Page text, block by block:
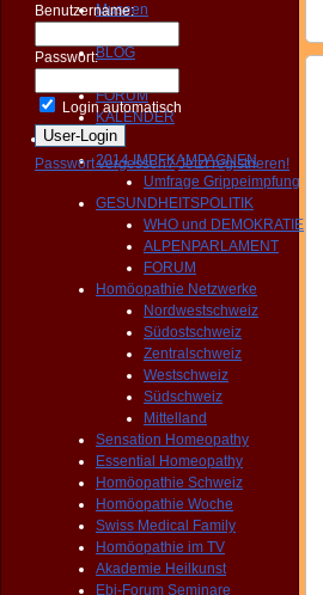
Museen
BLOG
NEWS
FORUM
KALENDER
Aktivitäten
2014 IMPFKAMPAGNEN
Umfrage Grippeimpfung
GESUNDHEITSPOLITIK
WHO und DEMOKRATIE
ALPENPARLAMENT
FORUM
Homöopathie Netzwerke
Nordwestschweiz
Südostschweiz
Zentralschweiz
Westschweiz
Südschweiz
Mittelland
Sensation Homeopathy
Essential Homeopathy
Homöopathie Schweiz
Homöopathie Woche
Swiss Medical Family
Homöopathie im TV
Akademie Heilkunst
Ebi-Forum Seminare
Benutzername:
Passwort:
Login automatisch
Passwort vergessen? Jetzt registrieren!